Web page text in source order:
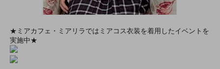
★ミアカフェ・ミアリラではミアコス衣装を着用したイベントを
実施中★